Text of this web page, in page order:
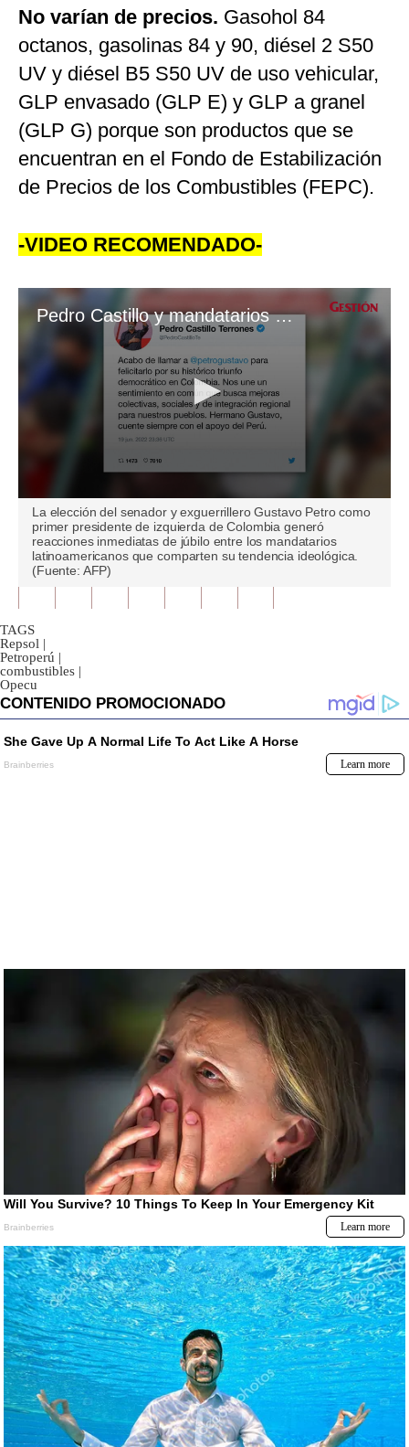
No varían de precios. Gasohol 84
octanos, gasolinas 84 y 90, diésel 2 S50
UV y diésel B5 S50 UV de uso vehicular,
GLP envasado (GLP E) y GLP a granel
(GLP G) porque son productos que se
encuentran en el Fondo de Estabilización
de Precios de los Combustibles (FEPC).
-VIDEO RECOMENDADO-
Pedro Castillo y mandatarios de izquierda latinoamericanos celebran la victoria de Gustavo Petro en Colombia
seconds
minute,
37
seconds
La elección del senador y exguerrillero Gustavo Petro como
primer presidente de izquierda de Colombia generó
reacciones inmediatas de júbilo entre los mandatarios
latinoamericanos que comparten su tendencia ideológica.
(Fuente: AFP)
TAGS
Repsol |
Petroperú |
combustibles |
Opecu